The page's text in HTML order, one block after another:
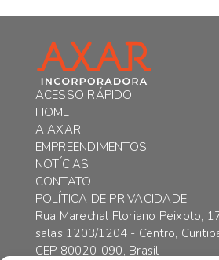
ACESSO RÁPIDO
HOME
A AXAR
EMPREENDIMENTOS
NOTÍCIAS
CONTATO
POLÍTICA DE PRIVACIDADE
Rua Marechal Floriano Peixoto,
salas 1203/1204 - Centro,
CEP 80020-090, Brasil